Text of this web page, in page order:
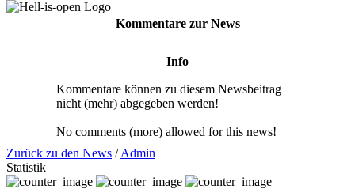
Kommentare zur News
Info
Kommentare können zu diesem Newsbeitrag
nicht (mehr) abgegeben werden!
No comments (more) allowed for this news!
Zurück zu den News /Admin
Statistik